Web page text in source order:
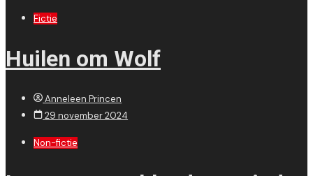
Fictie
Huilen om Wolf
Anneleen Princen
29 november 2024
Non-fictie